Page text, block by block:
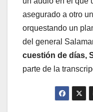
asegurado a otro
orquestando un
del general
cuestión de días,
parte de la